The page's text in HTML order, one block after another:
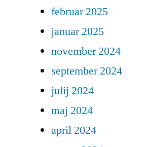
februar 2025
januar 2025
november 2024
september 2024
julij 2024
maj 2024
april 2024